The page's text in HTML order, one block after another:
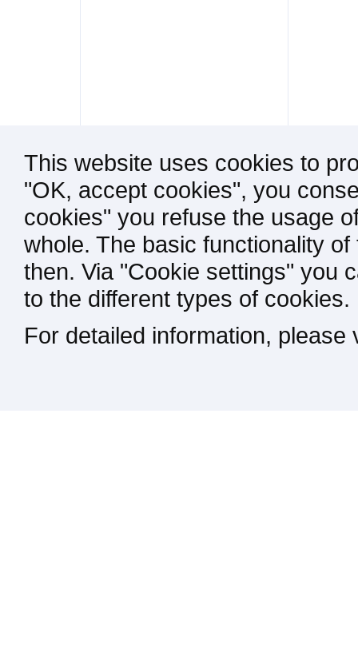
This website uses cookies to
"OK, accept cookies", you
cookies" you refuse the usage
whole. The basic functionality
then. Via "Cookie settings" you
to the different types of cookies.
For detailed information,